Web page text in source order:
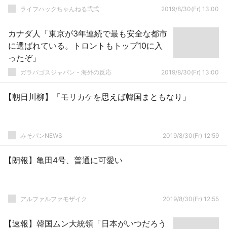
ライフハックちゃんねる弐式 2019/8/30(Fr) 13:00
カナダ人「東京が3年連続で最も安全な都市
に選ばれている。トロントもトップ10に入
ったぞ」
ガラパゴスジャパン - 海外の反応 2019/8/30(Fr) 13:00
【朝日川柳】「モリカケを思えば韓国まともなり」
みそパンNEWS 2019/8/30(Fr) 12:59
【朗報】亀田4号、普通に可愛い
アルファルファモザイク 2019/8/30(Fr) 12:55
【速報】韓国ムン大統領「日本がいつだろう